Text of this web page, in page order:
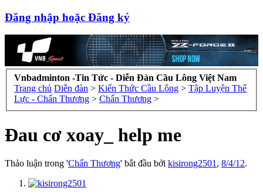
Đăng nhập hoặc Đăng ký
Vnbadminton -Tin Tức - Diễn Đàn Cầu Lông Việt Nam
Trang chủ Diễn đàn > Kiến Thức Cầu Lông > Tập Luyện Thể
Lực - Chấn Thương > Chấn Thương >
Đau cơ xoay_ help me
Thảo luận trong 'Chấn Thương' bắt đầu bởi kisirong2501 , 8/4/12.